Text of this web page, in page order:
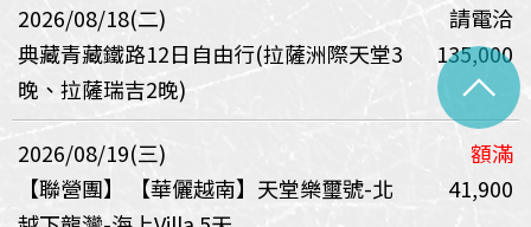
2026/08/18(二)
請電洽
典藏青藏鐵路12日自由行(拉薩洲際天堂3
晚、拉薩瑞吉2晚)
135,000
2026/08/19(三)
額滿
【聯營團】
【華儷越南】天堂樂璽號-北
41,900
^